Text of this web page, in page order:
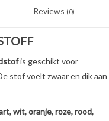
Reviews (0)
is geschikt voor
stof voelt zwaar en dik aan
wit, oranje, roze, rood,